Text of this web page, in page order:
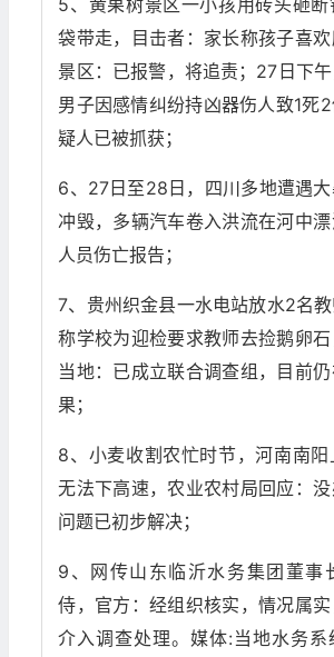
5、黄果树景区一小孩用砖头砸断
袋带走，目击者：家长称孩子喜欢
景区：已报警，将追责；27日下
男子因感情纠纷持凶器伤人致1死
疑人已被抓获；
6、27日至28日，四川多地遭遇
冲毁，多辆汽车卷入洪流在河中漂
人员伤亡报告；
7、贵州织金县一水电站放水2名
称学校为迎检要求教师去捡鹅卵石
当地：已成立联合调查组，目前
果；
8、小麦收割农忙时节，河南南
无法下高速，农业农村局回应：
问题已初步解决；
9、网传山东临沂水务集团董事
侍，官方：经组织核实，情况属
介入调查处理。媒体:当地水务系